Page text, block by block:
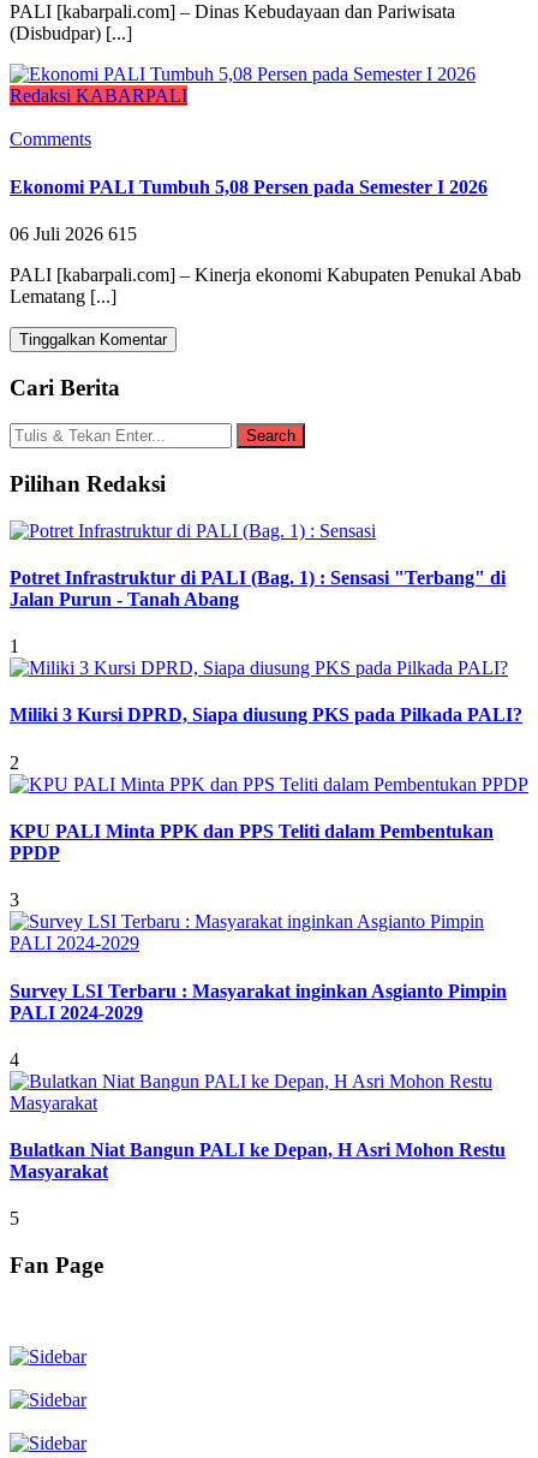
PALI [kabarpali.com] – Dinas Kebudayaan dan Pariwisata
(Disbudpar) [...]
Redaksi KABARPALI
Comments
Ekonomi PALI Tumbuh 5,08 Persen pada Semester I 2026
06 Juli 2026 615
PALI [kabarpali.com] – Kinerja ekonomi Kabupaten Penukal Abab
Lematang [...]
Tinggalkan Komentar
Cari Berita
Pilihan Redaksi
Potret Infrastruktur di PALI (Bag. 1) : Sensasi "Terbang" di
Jalan Purun - Tanah Abang
1
Miliki 3 Kursi DPRD, Siapa diusung PKS pada Pilkada PALI?
2
KPU PALI Minta PPK dan PPS Teliti dalam Pembentukan
PPDP
3
Survey LSI Terbaru : Masyarakat inginkan Asgianto Pimpin
PALI 2024-2029
4
Bulatkan Niat Bangun PALI ke Depan, H Asri Mohon Restu
Masyarakat
5
Fan Page